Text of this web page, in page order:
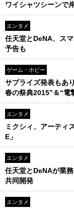
ワイシャツシーンで
エンタメ
任天堂とDeNA、ス
予告も
ゲーム・ホビー
サプライズ発表もあ
春の祭典2015”＆“電
エンタメ
ミクシィ、アーティ
E」
エンタメ
任天堂とDeNAが業
共同開発
エンタメ